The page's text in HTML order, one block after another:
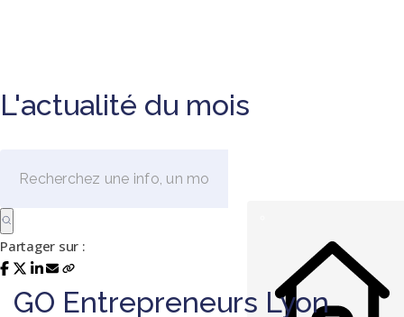
L'actualité du mois
Partager sur :
GO Entrepreneurs Lyon